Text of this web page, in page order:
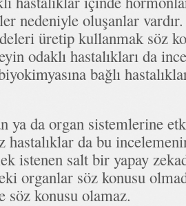
nedeniyle oluşanlar
üretip kullanmak söz
odaklı hastalıkları da
bağlı
ya da organ sistemlerine
da bu
istenen salt bir yapay
organlar söz konusu
söz konusu olamaz.